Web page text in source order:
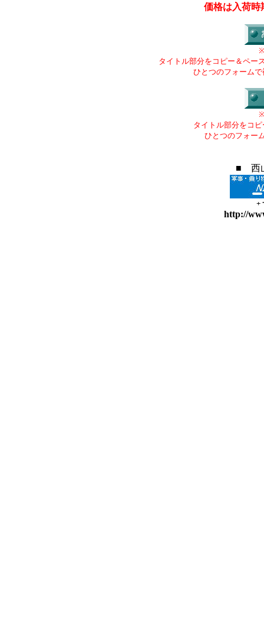
価格は入荷時
タイトル部分をコピー＆ペー
ひとつのフォーム
タイトル部分をコ
ひとつのフォー
■ 西
+
http://